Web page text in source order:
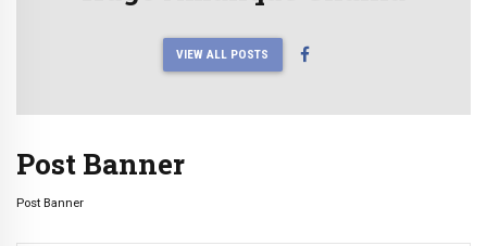
VIEW ALL POSTS
Post Banner
Post Banner